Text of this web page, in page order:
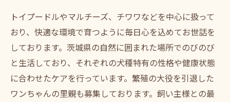
トイプードルやマルチーズ、チワワなどを中心に扱って
おり、快適な環境で育つように毎日心を込めてお世話を
しております。茨城県の自然に囲まれた場所でのびのび
と生活しており、それぞれの犬種特有の性格や健康状態
に合わせたケアを行っています。繁殖の大役を引退した
ワンちゃんの里親も募集しております。飼い主様との最